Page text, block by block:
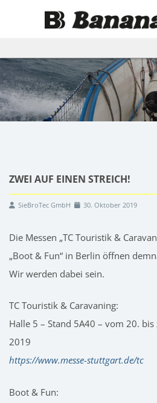
Weiter zur Startseite
ZWEI AUF EINEN STREICH!
SieBroTec GmbH 30. Oktober 2019
Die Messen „TC Touristik &
„Boot & Fun“ in Berlin öffnen
Wir werden dabei sein.
TC Touristik & Caravaning:
Halle 5 – Stand 5A40 – vom 20.
2019
https://www.messe-stuttgart.de/tc
Boot & Fun: